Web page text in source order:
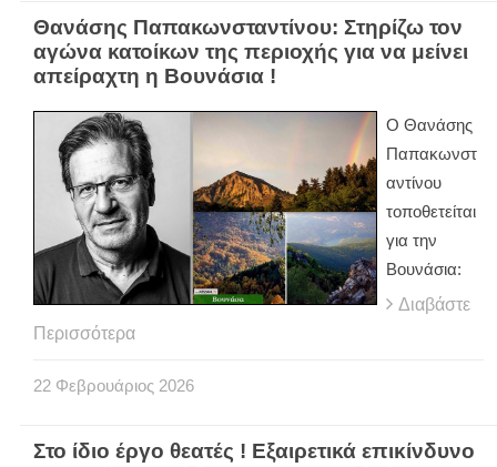
Θανάσης Παπακωνσταντίνου: Στηρίζω τον
αγώνα κατοίκων της περιοχής για να μείνει
απείραχτη η Βουνάσια !
Ο Θανάσης
Παπακωνστ
αντίνου
τοποθετείται
για την
Βουνάσια:
Διαβάστε
Περισσότερα
22 Φεβρουάριος 2026
Στο ίδιο έργο θεατές ! Εξαιρετικά επικίνδυνο